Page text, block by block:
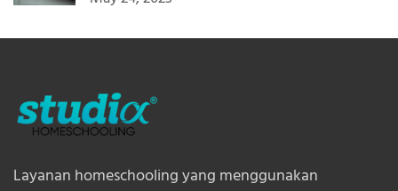
Layanan homeschooling yang menggunakan